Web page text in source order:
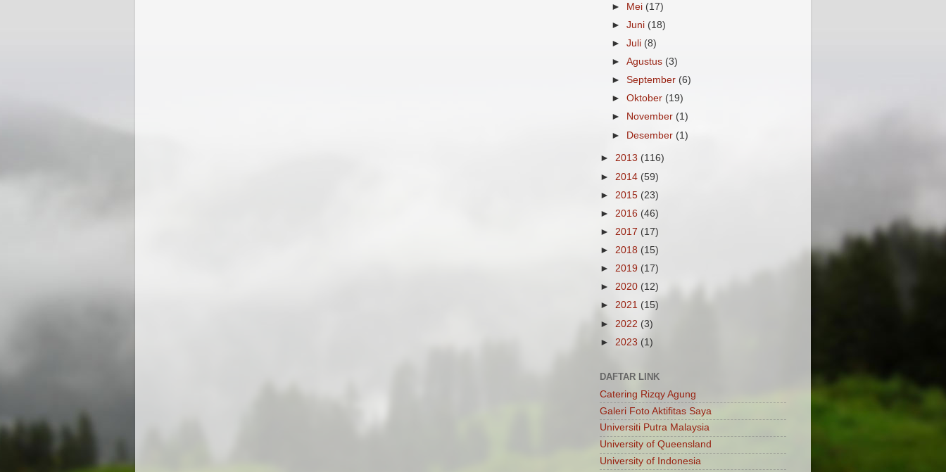
► Mei (17)
►Juni (18)
►Juli (8)
►Agustus (3)
►September (6)
►Oktober (19)
►
November (1)
► Desember (1)
► 2013 (116)
► 2014 (59)
► 2015 (23)
► 2016 (46)
► 2017 (17)
► 2018 (15)
► 2019 (17)
► 2020 (12)
► 2021 (15)
► 2022 (3)
► 2023 (1)
DAFTAR LINK
Catering Rizqy Agung
Galeri Foto Aktifitas Saya
Universiti Putra Malaysia
University of Queensland
University of Indonesia